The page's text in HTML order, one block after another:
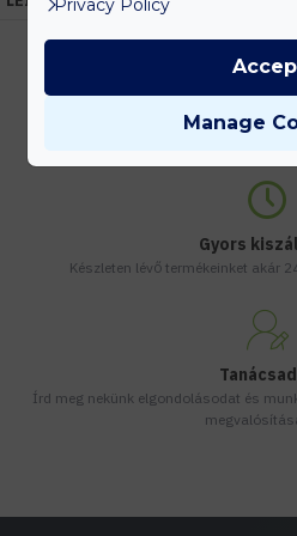
Vásárolj nagyobb mennyiségben és
Gyors
Készleten lévő termékeinket akár
Írd meg nekünk elgondolásodat és
Privacy Policy
Manage